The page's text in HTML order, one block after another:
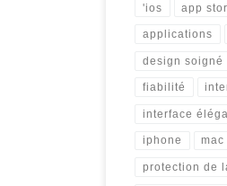
'ios app
applications
design soigné
fiabilité
interface
iphone mac
protection de